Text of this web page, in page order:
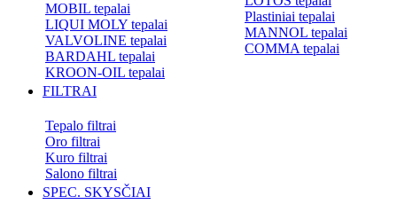
MOBIL tepalai
LIQUI MOLY tepalai
VALVOLINE tepalai
BARDAHL tepalai
KROON-OIL tepalai
Plastiniai tepalai
MANNOL tepalai
COMMA tepalai
FILTRAI
Tepalo filtrai
Oro filtrai
Kuro filtrai
Salono filtrai
SPEC. SKYSČIAI